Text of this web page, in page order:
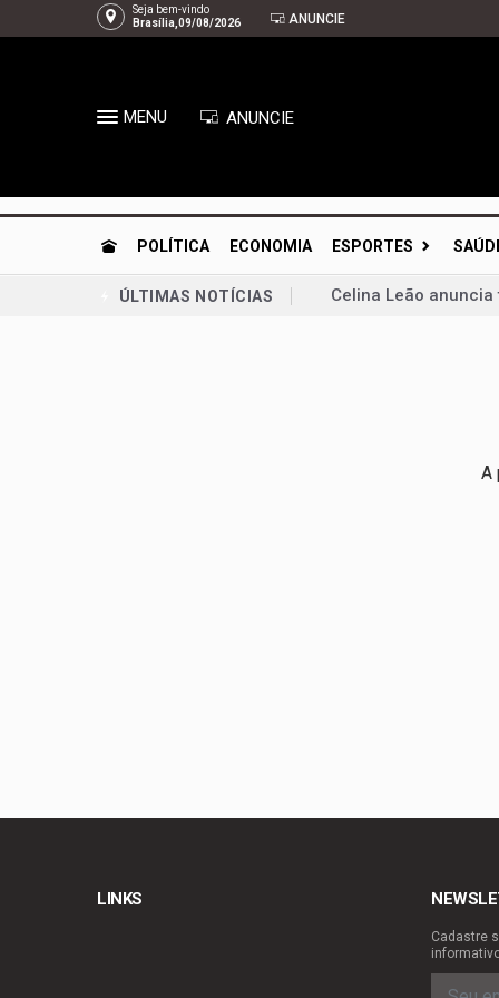
Seja bem-vindo
Brasília,09/08/2026
ANUNCIE
MENU ANUNCIE
POLÍTICA ECONOMIA ESPORTES
ÚLTIMAS NOTÍCIAS
Tragédia na GO-
Chico Vigilante
Planaltina se
A
LINKS
Cadastre